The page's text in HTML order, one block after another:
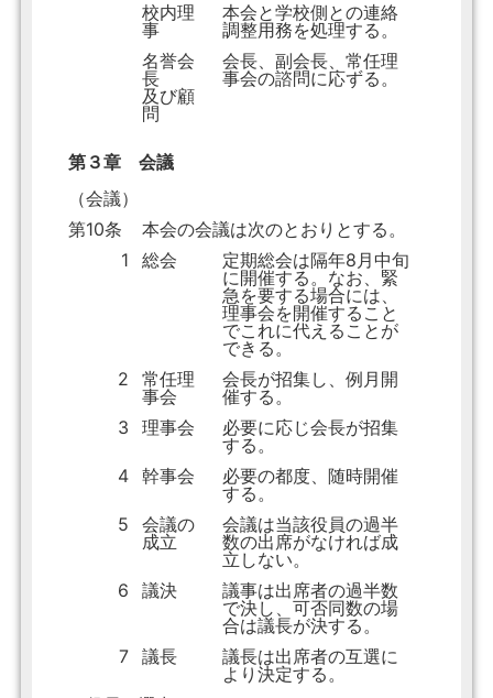
校内理
事
本会と学校側との連絡
調整用務を処理する。
名誉会
長
及び顧
問
会長、副会長、常任理
事会の諮問に応ずる。
第３章 会議
（会議）
第10条
本会の会議は次のとおりとする。
1
総会
定期総会は隔年8月中旬
に開催する。なお、緊
急を要する場合には、
理事会を開催すること
でこれに代えることが
できる。
2
常任理
事会
会長が招集し、例月開
催する。
3
理事会
必要に応じ会長が招集
する。
4
幹事会
必要の都度、随時開催
する。
5
会議の
成立
会議は当該役員の過半
数の出席がなければ成
立しない。
6
議決
議事は出席者の過半数
で決し、可否同数の場
合は議長が決する。
7
議長
議長は出席者の互選に
より決定する。